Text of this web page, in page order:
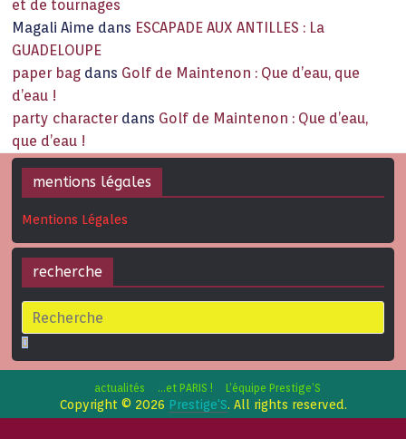
et de tournages
Magali Aime dans ESCAPADE AUX ANTILLES : La
GUADELOUPE
paper bag dans Golf de Maintenon : Que d’eau, que
d’eau !
party character dans Golf de Maintenon : Que d’eau,
que d’eau !
mentions légales
Mentions Légales
recherche
actualités …et PARIS ! L’équipe Prestige’S
Copyright © 2026 Prestige'S. All rights reserved.